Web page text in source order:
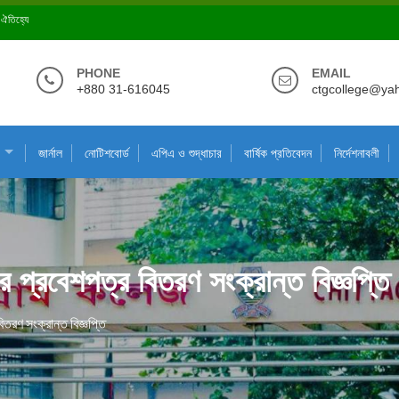
ঐতিহ্যে
PHONE
+880 31-616045
EMAIL
জার্নাল নোটিশবোর্ড এপিএ ও শুদ্ধাচার বার্ষিক প্রতিবেদন নির্দেশনাবলী
প্রবেশপত্র বিতরণ সংক্রান্ত বিজ্ঞপ্তি
সংক্রান্ত বিজ্ঞপ্তি